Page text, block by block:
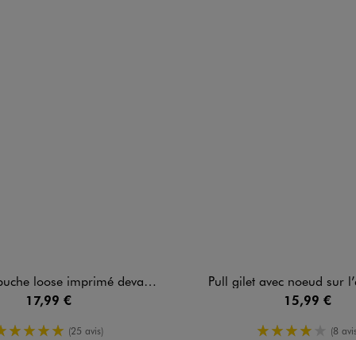
loose imprimé devant et dos fille
17,99 €
5/5 de moyenne
(25 avis)
Pull gilet avec noeud sur
15,99 €
4/5 de (8